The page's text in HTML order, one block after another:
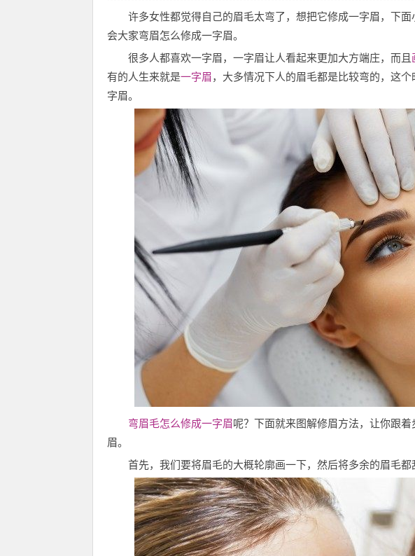
许多女性都觉得自己的眉毛太弯了，想把它修成一字眉，下
会大家弯眉怎么修成一字眉。
很多人都喜欢一字眉，一字眉让人看起来更加大方端庄，而且
有的人生来就是一字眉，大多情况下人的眉毛都是比较弯的，这
字眉。
弯眉毛怎么修成一字眉呢？下面就来图解修眉方法，让你跟
眉。
首先，我们要将眉毛的大概轮廓画一下，然后将多余的眉毛都